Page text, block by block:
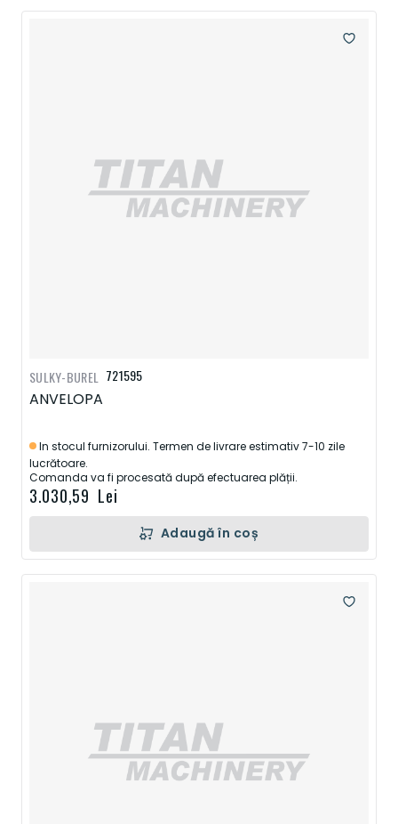
721595
ANVELOPA
In stocul furnizorului. Termen de livrare estimativ 7-10 zile
lucrătoare.
Comanda va fi procesată după efectuarea plății.
3.030,59 Lei
SULKY-BUREL
Adaugă în coș